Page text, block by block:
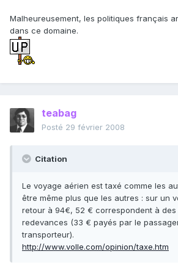
Malheureusement, les politiques français
dans ce domaine.
teabag
Posté 29 février 2008
Citation
Le voyage aérien est taxé comme les
être même plus que les autres : sur un
retour à 94€, 52 € correspondent à des
redevances (33 € payés par le
transporteur).
http://www.volle.com/opinion/taxe.htm